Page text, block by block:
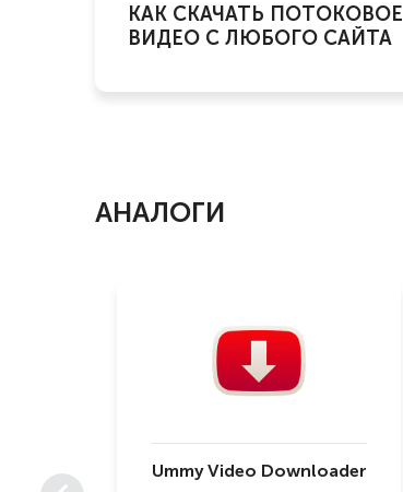
КАК СКАЧАТЬ ПОТОКОВОЕ
ВИДЕО С ЛЮБОГО САЙТА
АНАЛОГИ
Ummy Video Downloader